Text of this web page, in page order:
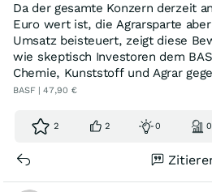
Da der gesamte Konzern derzeit
Euro wert ist, die Agrarsparte
Umsatz beisteuert, zeigt diese
wie skeptisch Investoren dem
Chemie, Kunststoff und Agrar
BASF | 47,90 €
2 2 0 0